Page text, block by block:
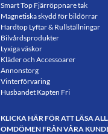
Smart Top Fjärröppnare tak
Magnetiska skydd för bildörrar
Hardtop Lyftar & Rullställningar
Bilvårdsprodukter
Lyxiga väskor
Kläder och Accessoarer
Annonstorg
Vinterförvaring
Husbandet Kapten Fri
KLICKA HÄR FÖR ATT LÄSA
OMDÖMEN FRÅN VÅRA